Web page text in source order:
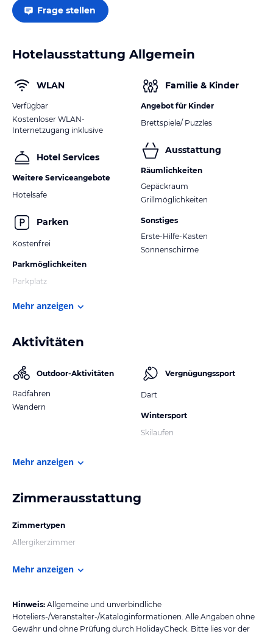
Frage stellen
Hotelausstattung Allgemein
WLAN
Verfügbar
Kostenloser WLAN-
Internetzugang inklusive
Hotel Services
Weitere Serviceangebote
Hotelsafe
Parken
Kostenfrei
Parkmöglichkeiten
Parkplatz
Familie & Kinder
Angebot für Kinder
Brettspiele/ Puzzles
Ausstattung
Räumlichkeiten
Gepäckraum
Grillmöglichkeiten
Sonstiges
Erste-Hilfe-Kasten
Sonnenschirme
Mehr anzeigen
Aktivitäten
Outdoor-Aktivitäten
Radfahren
Wandern
Vergnügungssport
Dart
Wintersport
Skilaufen
Mehr anzeigen
Zimmerausstattung
Zimmertypen
Allergikerzimmer
Mehr anzeigen
Hinweis: Allgemeine und unverbindliche
Hoteliers-/Veranstalter-/Kataloginformationen. Alle Angaben ohne
Gewähr und ohne Prüfung durch HolidayCheck. Bitte lies vor der